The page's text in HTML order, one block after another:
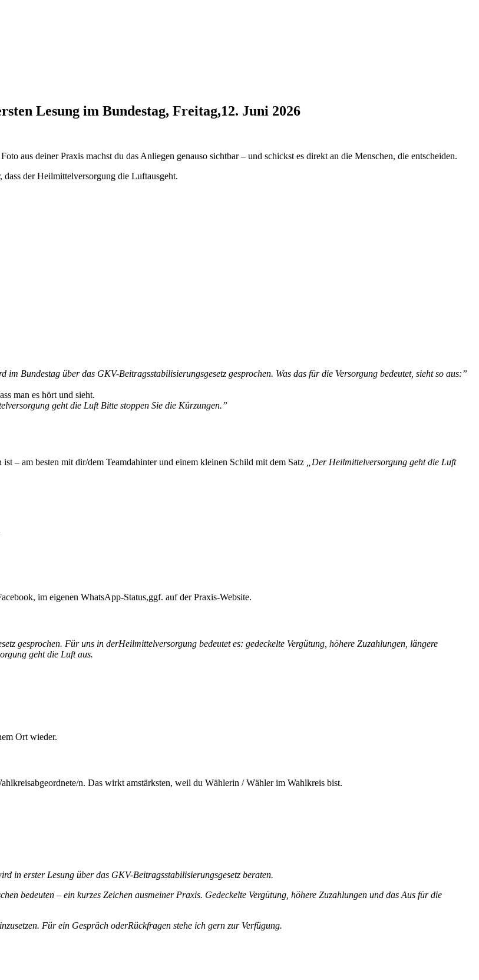
Lesung im Bundestag, Freitag,12. Juni 2026
aus deiner Praxis machst du das Anliegen genauso sichtbar – und schickst es direkt an die Menschen, die entscheiden.
der Heilmittelversorgung die Luftausgeht.
im Bundestag über das GKV-Beitragsstabilisierungsgesetz gesprochen. Was das fürdie Versorgung bedeutet, sieht so aus:”
man es hört und sieht.
geht die Luft Bitte stoppen Sie die Kürzungen.”
– am besten mit dir/dem Teamdahinter und einem kleinen Schild mit dem Satz
„Der Heilmittelversorgung geht die Luft
im eigenen WhatsApp-Status,ggf. auf der Praxis-Website.
gesprochen. Für uns in derHeilmittelversorgung bedeutet es: gedeckelte Vergütung, höhere Zuzahlungen, längere
gehtdie Luft aus.
Ort wieder.
n. Das wirkt amstärksten, weil du Wählerin / Wähler im Wahlkreis bist.
in erster Lesung über das GKV-Beitragsstabilisierungsgesetz beraten.
bedeuten – ein kurzes Zeichen ausmeiner Praxis. Gedeckelte Vergütung, höhere Zuzahlungen und das Aus für die
Für ein Gespräch oderRückfragen stehe ich gern zur Verfügung.